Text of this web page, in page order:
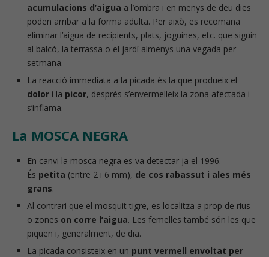
acumulacions d’aigua a l’ombra i en menys de deu dies
poden arribar a la forma adulta. Per això, es recomana
eliminar l’aigua de recipients, plats, joguines, etc. que siguin
al balcó, la terrassa o el jardí almenys una vegada per
setmana.
La reacció immediata a la picada és la que produeix el
dolor i la picor, després s’envermelleix la zona afectada i
s’inflama.
La MOSCA NEGRA
En canvi la mosca negra es va detectar ja el 1996.
És petita (entre 2 i 6 mm), de cos rabassut i ales més
grans.
Al contrari que el mosquit tigre, es localitza a prop de rius
o zones on corre l’aigua. Les femelles també són les que
piquen i, generalment, de dia.
La picada consisteix en un punt vermell envoltat per